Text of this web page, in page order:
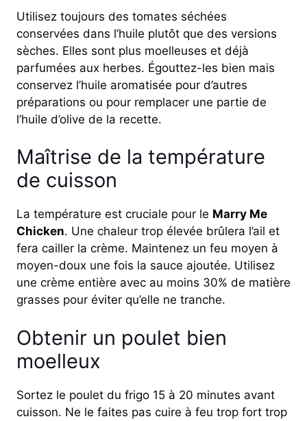
Utilisez toujours des tomates séchées
conservées dans l’huile plutôt que des versions
sèches. Elles sont plus moelleuses et déjà
parfumées aux herbes. Égouttez-les bien mais
conservez l’huile aromatisée pour d’autres
préparations ou pour remplacer une partie de
l’huile d’olive de la recette.
Maîtrise de la température
de cuisson
La température est cruciale pour le Marry Me
Chicken. Une chaleur trop élevée brûlera l’ail et
fera cailler la crème. Maintenez un feu moyen à
moyen-doux une fois la sauce ajoutée. Utilisez
une crème entière avec au moins 30% de matière
grasses pour éviter qu’elle ne tranche.
Obtenir un poulet bien
moelleux
Sortez le poulet du frigo 15 à 20 minutes avant
cuisson. Ne le faites pas cuire à feu trop fort trop